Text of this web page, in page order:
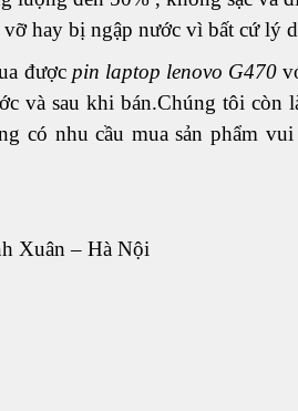
hay bị ngập nước vì bất cứ lý
được pin laptop lenovo G470
và sau khi bán.Chúng tôi còn
có nhu cầu mua sản phẩm
Xuân – Hà Nội